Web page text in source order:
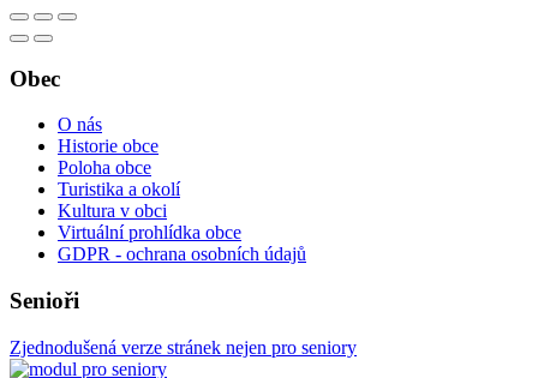
Obec
O nás
Historie obce
Poloha obce
Turistika a okolí
Kultura v obci
Virtuální prohlídka obce
GDPR - ochrana osobních údajů
Senioři
Zjednodušená verze stránek nejen pro seniory